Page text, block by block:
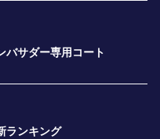
バサダー専用コート
ランキング